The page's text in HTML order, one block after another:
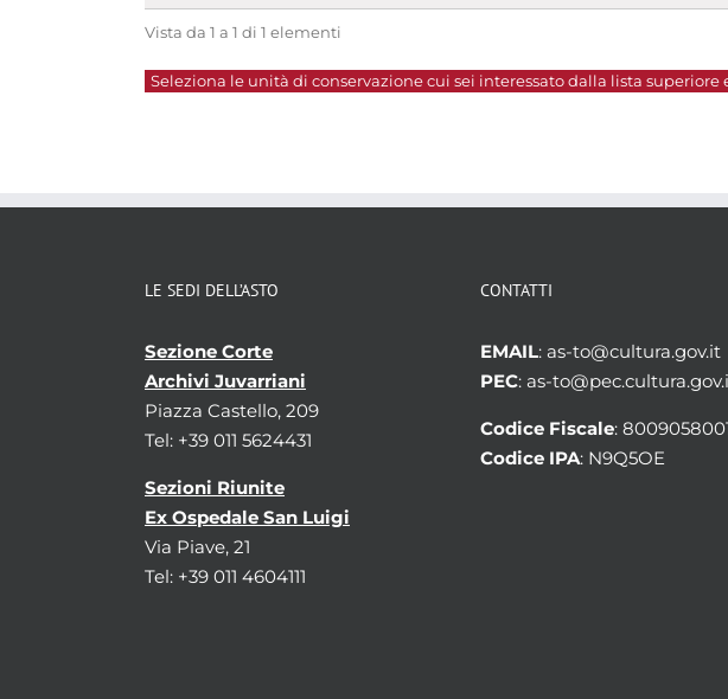
Vista da 1 a 1 di 1 elementi
Seleziona le unità di conservazione cui sei interessato dalla lista superiore
LE SEDI DELL’ASTO
Sezione Corte
Archivi Juvarriani
Piazza Castello, 209
Tel: +39 011 5624431
Sezioni Riunite
Ex Ospedale San Luigi
Via Piave, 21
Tel: +39 011 4604111
CONTATTI
EMAIL: as-to@cultura.gov.it
PEC: as-
Codice Fiscale:
Codice IPA: N9Q5OE